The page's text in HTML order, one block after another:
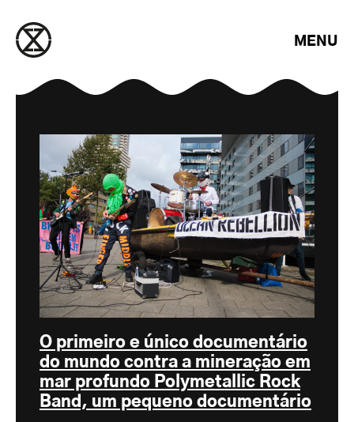
MENU
O primeiro e único documentário
do mundo contra a mineração em
mar profundo Polymetallic Rock
Band, um pequeno documentário